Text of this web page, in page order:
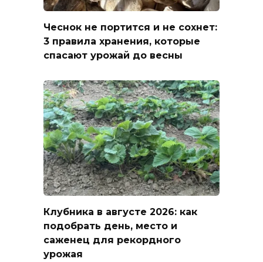
Чеснок не портится и не сохнет:
3 правила хранения, которые
спасают урожай до весны
Клубника в августе 2026: как
подобрать день, место и
саженец для рекордного
урожая